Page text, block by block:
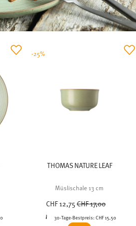
from
THOMAS NATURE LEAF
Müslischale 13 cm
CHF 12,75Price reduced from
CHF 17,00
30-Tage-Bestpreis: CHF 15,50
-25%